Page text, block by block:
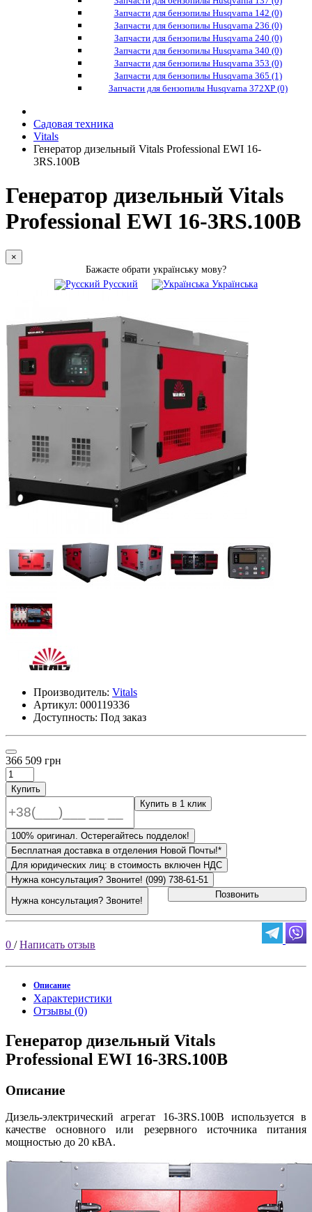
Запчасти для бензопилы Husqvarna 142 (0)
Запчасти для бензопилы Husqvarna 236 (0)
Запчасти для бензопилы Husqvarna 240 (0)
Запчасти для бензопилы Husqvarna 340 (0)
Запчасти для бензопилы Husqvarna 353 (0)
Запчасти для бензопилы Husqvarna 365 (1)
Запчасти для бензопилы Husqvarna 372XP (0)
Садовая техника
Vitals
Генератор дизельный Vitals Professional EWI 16-
3RS.100B
Генератор дизельный Vitals
Professional EWI 16-3RS.100B
×
Бажаєте обрати українську мову?
Русский
Українська
Производитель: Vitals
Артикул: 000119336
Доступность: Под заказ
366 509 грн
Купить
Купить в 1 клик
100% оригинал. Остерегайтесь подделок!
Бесплатная доставка в отделения Новой Почты!*
Для юридических лиц: в стоимость включен НДС
Нужна консультация? Звоните! (099) 738-61-51
Нужна консультация? Звоните!
Позвонить
0 /Написать отзыв
Описание
Характеристики
Отзывы (0)
Генератор дизельный Vitals
Professional EWI 16-3RS.100B
Описание
Дизель-электрический агрегат 16-3RS.100B используется в
качестве основного или резервного источника питания
мощностью до 20 кВА.